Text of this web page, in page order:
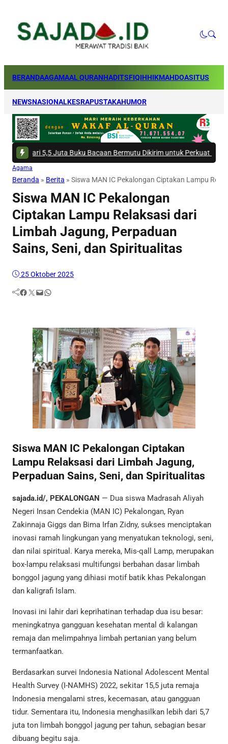
BERANDAAGAMAAL QURANHADITSFIQIHHIKMAHDOASITUS
NEWSNASIONALKESRAPUSTAKAHUMOR
Juta Buku Bacaan Bermutu Dikirim untuk Perkuat Literasi Anak
Agama
Beranda » Berita » Siswa MAN IC Pekalongan Ciptakan Lampu
Siswa MAN IC Pekalongan
Ciptakan Lampu Relaksasi dari
Limbah Jagung, Perpaduan
Sains, Seni, dan Spiritualitas
25 Oktober 2025
Facebook Twitter Mail WhatsApp
Siswa MAN IC Pekalongan Ciptakan
Lampu Relaksasi dari Limbah Jagung,
Perpaduan Sains, Seni, dan Spiritualitas
sajada.id/, PEKALONGAN — Dua siswa Madrasah Aliyah
Negeri Insan Cendekia (MAN IC) Pekalongan, Ryan
Zakinnaja Giggs dan Bima Irfan Zidny, sukses menciptakan
inovasi ramah lingkungan yang menyatukan teknologi, seni,
dan nilai spiritual. Karya mereka, Mis-qall Lamp, merupakan
box-lampu relaksasi multifungsi berbahan dasar limbah
bonggol jagung yang dihiasi motif batik khas Pekalongan
dan kaligrafi Islam.
Inovasi ini lahir dari keprihatinan terhadap dua isu besar:
meningkatnya gangguan kesehatan mental di kalangan
remaja dan melimpahnya limbah pertanian yang belum
termanfaatkan.
Berdasarkan survei Indonesia National Adolescent Mental
Health Survey (I-NAMHS) 2022, sekitar 15,5 juta remaja
Indonesia mengalami stres, kecemasan, atau gangguan
tidur. Sementara itu, Indonesia menghasilkan lebih dari 5,7
juta ton limbah bonggol jagung per tahun, sebagian besar
dibuang begitu saja.